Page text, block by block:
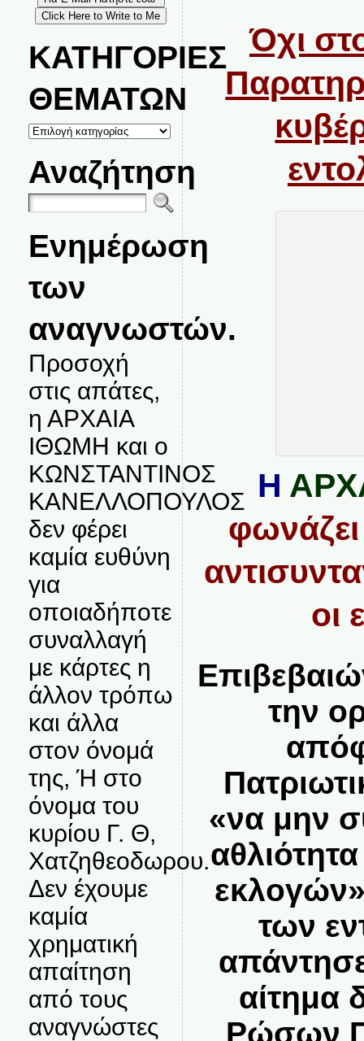
ΚΑΤΗΓΟΡΙΕΣ
ΘΕΜΑΤΩΝ
ΚΑΤΗΓΟΡΙΕΣ
ΘΕΜΑΤΩΝ
Αναζήτηση
Ενημέρωση
των
αναγνωστών.
Προσοχή
στις απάτες,
η ΑΡΧΑΙΑ
ΙΘΩΜΗ και ο
ΚΩΝΣΤΑΝΤΙΝΟΣ
ΚΑΝΕΛΛΟΠΟΥΛΟΣ
δεν φέρει
καμία ευθύνη
για
οποιαδήποτε
συναλλαγή
με κάρτες η
άλλον τρόπω
και άλλα
στον όνομά
της, Ή στο
όνομα του
κυρίου Γ. Θ,
Χατζηθεοδωρου.
Δεν έχουμε
καμία
χρηματική
απαίτηση
από τους
αναγνώστες
Όχι
Η
φωνάζει
οι
την
«να μην
των
αίτημα
Ρώσων